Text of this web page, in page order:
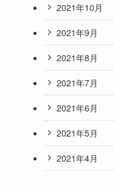
2021年10月
2021年9月
2021年8月
2021年7月
2021年6月
2021年5月
2021年4月